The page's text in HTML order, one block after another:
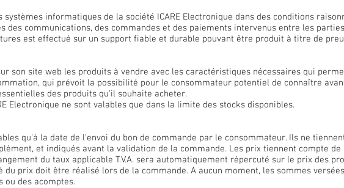
informatiques de la société ICARE Electronique dans des conditions
des communications, des commandes et des paiements intervenus entre les
est effectué sur un support fiable et durable pouvant être produit à titre de
son site web les produits à vendre avec les caractéristiques nécessaires qui
qui prévoit la possibilité pour le consommateur potentiel de connaître
des produits qu'il souhaite acheter.
Electronique ne sont valables que dans la limite des stocks disponibles.
qu'à la date de l'envoi du bon de commande par le consommateur. Ils ne
et indiqués avant la validation de la commande. Les prix tiennent compte de
du taux applicable T.V.A. sera automatiquement répercuté sur le prix des
prix doit être réalisé lors de la commande. A aucun moment, les sommes
ou des acomptes.